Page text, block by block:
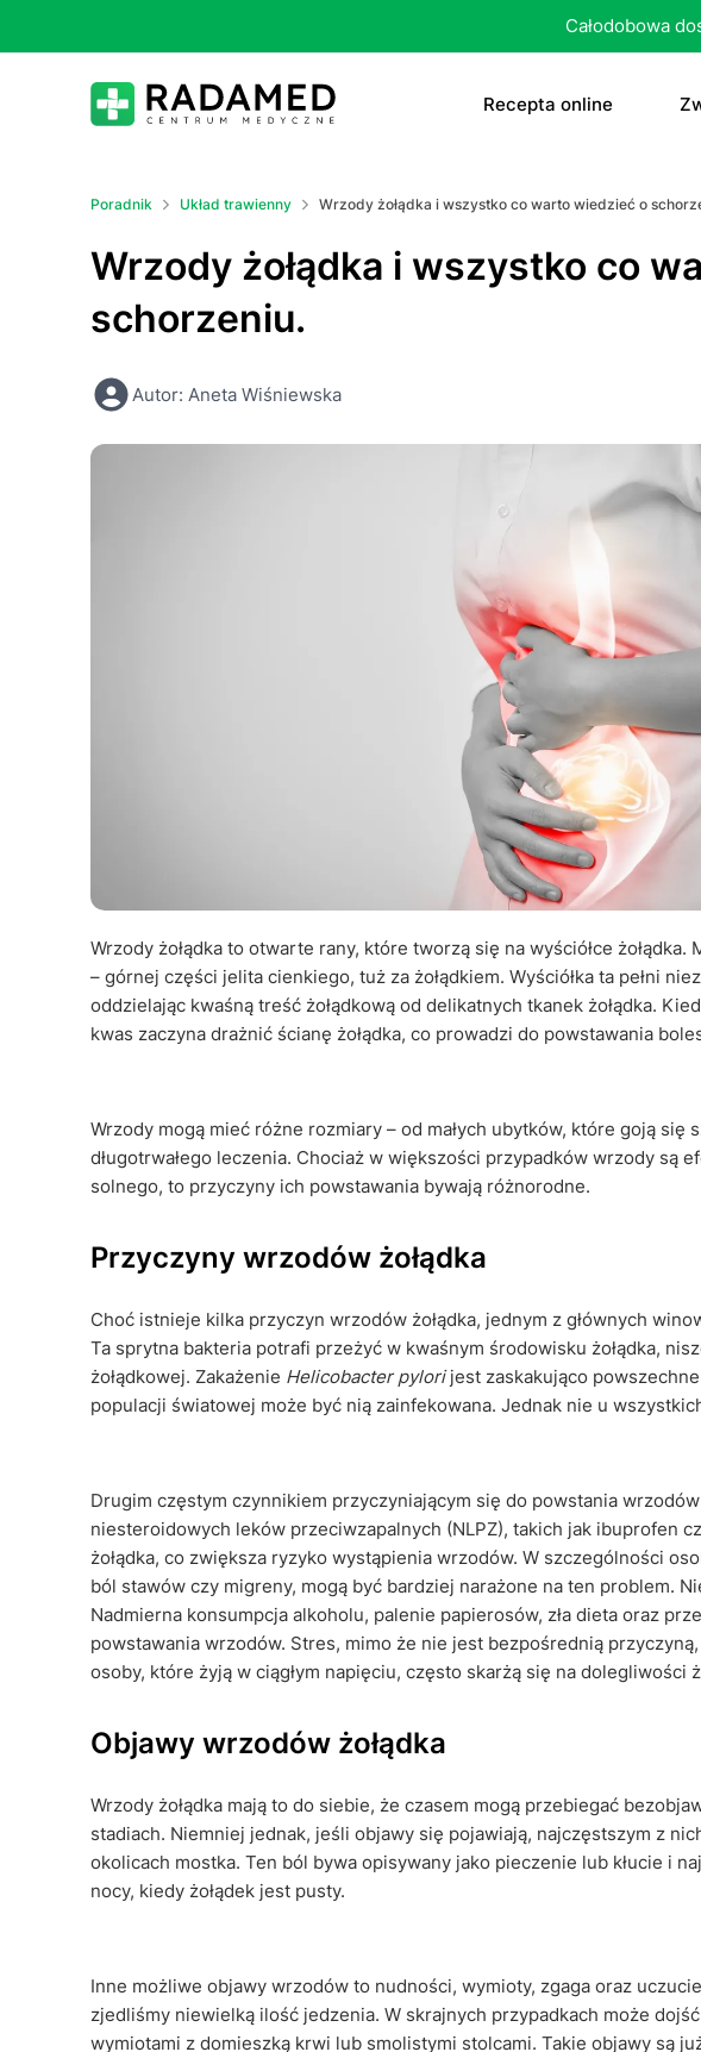
Całodobowa
Recepta online
Poradnik Układ trawienny Wrzody żołądka i wszystko co warto wiedzieć o
Wrzody żołądka i wszystko co
schorzeniu.
Autor: Aneta Wiśniewska
Wrzody żołądka to otwarte rany, które tworzą się na wyściółce
– górnej części jelita cienkiego, tuż za żołądkiem. Wyściółka ta pełni
oddzielając kwaśną treść żołądkową od delikatnych tkanek żołądka.
kwas zaczyna drażnić ścianę żołądka, co prowadzi do powstawania
Wrzody mogą mieć różne rozmiary – od małych ubytków, które goją się
długotrwałego leczenia. Chociaż w większości przypadków wrzody są
solnego, to przyczyny ich powstawania bywają różnorodne.
Przyczyny wrzodów żołądka
Choć istnieje kilka przyczyn wrzodów żołądka, jednym z głównych
Ta sprytna bakteria potrafi przeżyć w kwaśnym środowisku żołądka,
żołądkowej. Zakażenie Helicobacter pylorijest zaskakująco
populacji światowej może być nią zainfekowana. Jednak nie u
Drugim częstym czynnikiem przyczyniającym się do powstania
niesteroidowych leków przeciwzapalnych (NLPZ), takich jak ibuprofen
żołądka, co zwiększa ryzyko wystąpienia wrzodów. W szczególności
ból stawów czy migreny, mogą być bardziej narażone na ten problem.
Nadmierna konsumpcja alkoholu, palenie papierosów, zła dieta oraz
powstawania wrzodów. Stres, mimo że nie jest bezpośrednią
osoby, które żyją w ciągłym napięciu, często skarżą się na dolegliwości
Objawy wrzodów żołądka
Wrzody żołądka mają to do siebie, że czasem mogą przebiegać
stadiach. Niemniej jednak, jeśli objawy się pojawiają, najczęstszym z
okolicach mostka. Ten ból bywa opisywany jako pieczenie lub kłucie i
nocy, kiedy żołądek jest pusty.
Inne możliwe objawy wrzodów to nudności, wymioty, zgaga oraz
zjedliśmy niewielką ilość jedzenia. W skrajnych przypadkach może
wymiotami z domieszką krwi lub smolistymi stolcami. Takie objawy są